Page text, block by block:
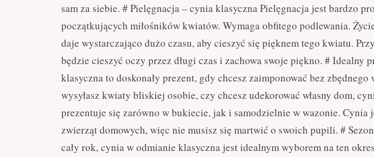
sam za siebie. # Pielęgnacja – cynia klasyczna Pielęgnacja jest bardzo
początkujących miłośników kwiatów. Wymaga obfitego podlewania.
daje wystarczająco dużo czasu, aby cieszyć się pięknem tego kwiatu.
będzie cieszyć oczy przez długi czas i zachowa swoje piękno. # Idealny
klasyczna to doskonały prezent, gdy chcesz zaimponować bez
wysyłasz kwiaty bliskiej osobie, czy chcesz udekorować własny dom,
prezentuje się zarówno w bukiecie, jak i samodzielnie w wazonie. Cynia
zwierząt domowych, więc nie musisz się martwić o swoich pupili. #
cały rok, cynia w odmianie klasyczna jest idealnym wyborem na ten